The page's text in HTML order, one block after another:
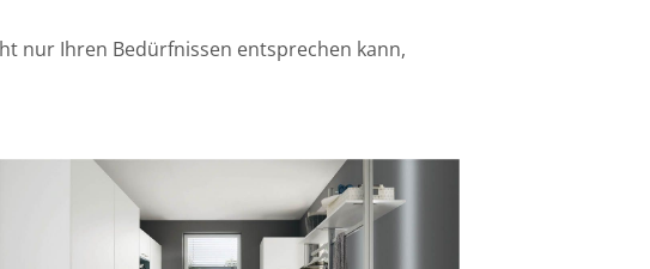
nur Ihren Bedürfnissen entsprechen kann,